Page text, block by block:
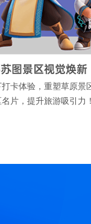
景区视觉焕新
验，重塑草原景区视
提升旅游吸引力！